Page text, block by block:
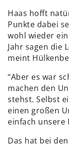
Haas hofft
Punkte dabei
wohl wieder
Jahr sagen die
meint
“Aber es war
machen den
stehst. Selbst
einen großen
einfach unsere
Das hat bei